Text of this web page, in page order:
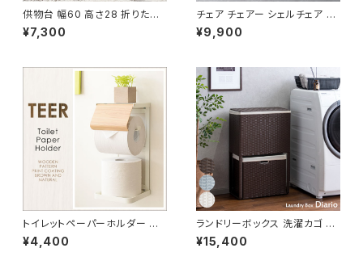
供物台 幅60 高さ28 折りたた
み式 供養机 お供え机 お供え台
御供物台 お経 仏壇 仏事 仏具
¥7,300
チェア チェアー シェルチェア リ
ビング ダイニング イームズデザ
イン リプロダクト品
¥9,900
トイレットペーパーホルダー ペ
ーパーホルダー スタイリッシュ
トイレ用品 トイレグッズ
¥4,400
ランドリーボックス 洗濯カゴ 幅
50 奥行25 高さ80 完成品 新
生活 一人暮らし ランドリー収納
¥15,400